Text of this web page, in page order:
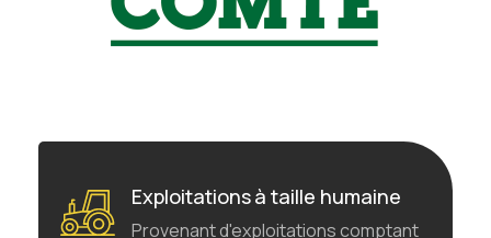
Exploitations à taille humaine
Provenant d'exploitations comptant